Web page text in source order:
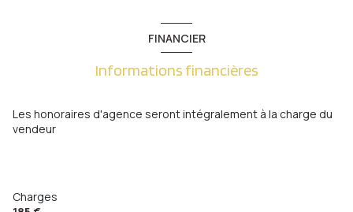
FINANCIER
Informations financières
Les honoraires d'agence seront intégralement à la charge du
vendeur
Charges